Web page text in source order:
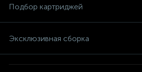
Подбор картриджей
Эксклюзивная сборка